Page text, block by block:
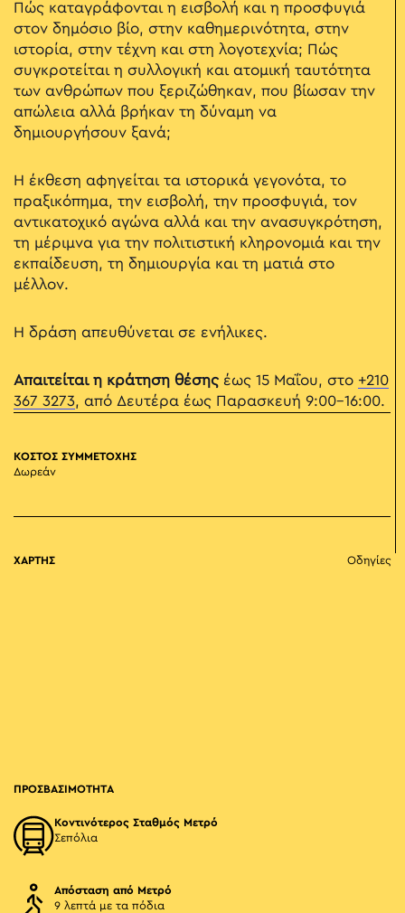
Πώς καταγράφονται η εισβολή και η προσφυγιά
στον δημόσιο βίο, στην καθημερινότητα, στην
ιστορία, στην τέχνη και στη λογοτεχνία; Πώς
συγκροτείται η συλλογική και ατομική ταυτότητα
των ανθρώπων που ξεριζώθηκαν, που βίωσαν την
απώλεια αλλά βρήκαν τη δύναμη να
δημιουργήσουν ξανά;
Η έκθεση αφηγείται τα ιστορικά γεγονότα, το
πραξικόπημα, την εισβολή, την προσφυγιά, τον
αντικατοχικό αγώνα αλλά και την ανασυγκρότηση,
τη μέριμνα για την πολιτιστική κληρονομιά και την
εκπαίδευση, τη δημιουργία και τη ματιά στο
μέλλον.
Η δράση απευθύνεται σε ενήλικες.
Απαιτείται η κράτηση θέσης έως 15 Μαΐου, στο +210
367 3273, από Δευτέρα έως Παρασκευή 9:00-16:00.
ΚΟΣΤΟΣ ΣΥΜΜΕΤΟΧΗΣ
Δωρεάν
ΧΑΡΤΗΣ Οδηγίες
ΠΡΟΣΒΑΣΙΜΟΤΗΤΑ
Κοντινότερος Σταθμός Μετρό
Σεπόλια
Απόσταση από Μετρό
9 λεπτά με τα πόδια